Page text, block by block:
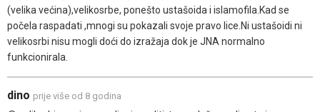
(velika većina),velikosrbe, ponešto ustašoida i islamofila.Kad se
počela raspadati ,mnogi su pokazali svoje pravo lice.Ni ustašoidi ni
velikosrbi nisu mogli doći do izražaja dok je JNA normalno
funkcionirala.
dino prije više od 8 godina